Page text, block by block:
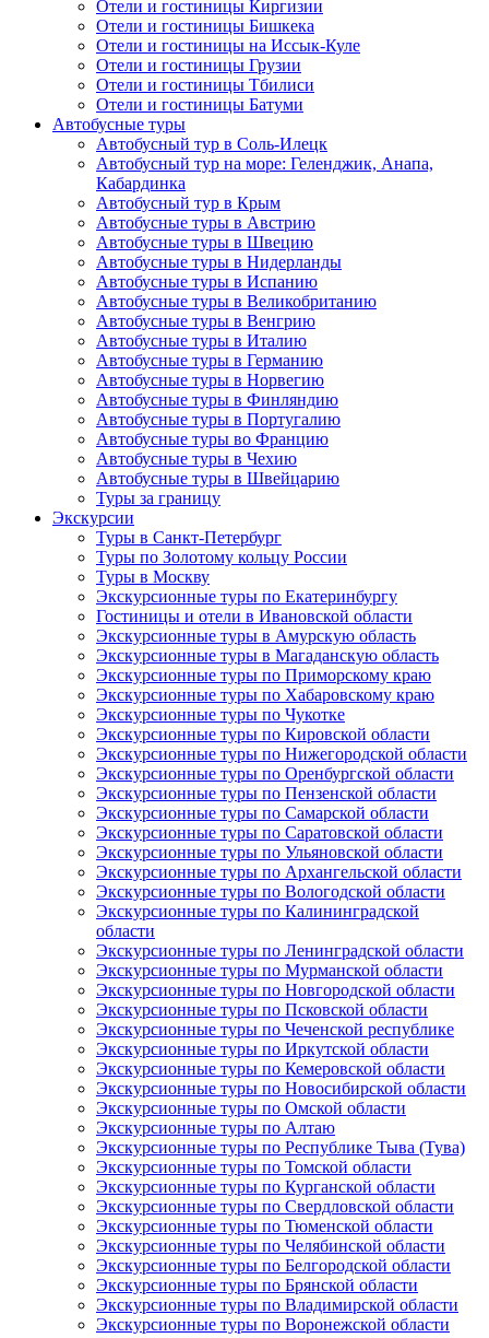
Отели и гостиницы Киргизии
Отели и гостиницы Бишкека
Отели и гостиницы на Иссык-Куле
Отели и гостиницы Грузии
Отели и гостиницы Тбилиси
Отели и гостиницы Батуми
Автобусные туры
Автобусный тур в Соль-Илецк
Автобусный тур на море: Геленджик, Анапа,
Кабардинка
Автобусный тур в Крым
Автобусные туры в Австрию
Автобусные туры в Швецию
Автобусные туры в Нидерланды
Автобусные туры в Испанию
Автобусные туры в Великобританию
Автобусные туры в Венгрию
Автобусные туры в Италию
Автобусные туры в Германию
Автобусные туры в Норвегию
Автобусные туры в Финляндию
Автобусные туры в Португалию
Автобусные туры во Францию
Автобусные туры в Чехию
Автобусные туры в Швейцарию
Туры за границу
Экскурсии
Туры в Санкт-Петербург
Туры по Золотому кольцу России
Туры в Москву
Экскурсионные туры по Екатеринбургу
Гостиницы и отели в Ивановской области
Экскурсионные туры в Амурскую область
Экскурсионные туры в Магаданскую область
Экскурсионные туры по Приморскому краю
Экскурсионные туры по Хабаровскому краю
Экскурсионные туры по Чукотке
Экскурсионные туры по Кировской области
Экскурсионные туры по Нижегородской области
Экскурсионные туры по Оренбургской области
Экскурсионные туры по Пензенской области
Экскурсионные туры по Самарской области
Экскурсионные туры по Саратовской области
Экскурсионные туры по Ульяновской области
Экскурсионные туры по Архангельской области
Экскурсионные туры по Вологодской области
Экскурсионные туры по Калининградской
области
Экскурсионные туры по Ленинградской области
Экскурсионные туры по Мурманской области
Экскурсионные туры по Новгородской области
Экскурсионные туры по Псковской области
Экскурсионные туры по Чеченской республике
Экскурсионные туры по Иркутской области
Экскурсионные туры по Кемеровской области
Экскурсионные туры по Новосибирской области
Экскурсионные туры по Омской области
Экскурсионные туры по Алтаю
Экскурсионные туры по Республике Тыва (Тува)
Экскурсионные туры по Томской области
Экскурсионные туры по Курганской области
Экскурсионные туры по Свердловской области
Экскурсионные туры по Тюменской области
Экскурсионные туры по Челябинской области
Экскурсионные туры по Белгородской области
Экскурсионные туры по Брянской области
Экскурсионные туры по Владимирской области
Экскурсионные туры по Воронежской области